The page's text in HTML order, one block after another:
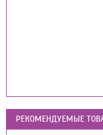
РЕКОМЕНДУЕМЫЕ